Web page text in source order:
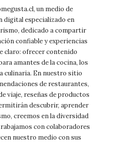
un medio de
digital especializado en
dedicado a compartir
confiable y experiencias
claro: ofrecer contenido
amantes de la cocina, los
culinaria. En nuestro sitio
de restaurantes,
viaje, reseñas de productos
descubrir, aprender
creemos en la diversidad
con colaboradores
nuestro medio con sus